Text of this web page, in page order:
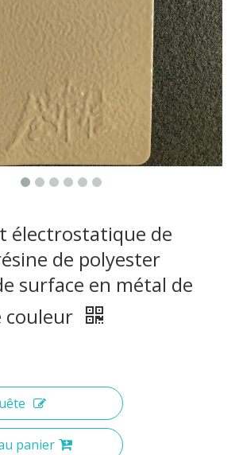
électrostatique de
de polyester
surface en métal de
couleur
panier